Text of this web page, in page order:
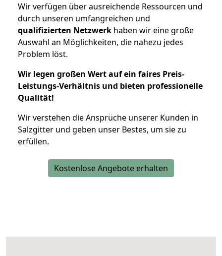
Wir verfügen über ausreichende Ressourcen und
durch unseren umfangreichen und
qualifizierten Netzwerk haben wir eine große
Auswahl an Möglichkeiten, die nahezu jedes
Problem löst.
Wir legen großen Wert auf ein faires Preis-
Leistungs-Verhältnis und bieten professionelle
Qualität!
Wir verstehen die Ansprüche unserer Kunden in
Salzgitter und geben unser Bestes, um sie zu
erfüllen.
Kostenlose Angebote erhalten